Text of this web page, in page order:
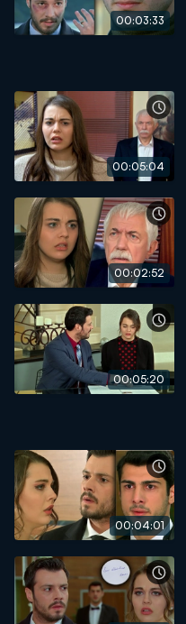
00:03:33
00:05:04
00:02:52
00:05:20
00:04:01